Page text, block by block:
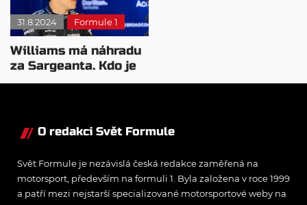
31.8.2024 Formule 1
Williams má náhradu
za Sargeanta. Kdo je
Franco Colapinto?
O redakci Svět Formule
Svět Formule je nezávislá česká redakce zaměřená na
motorsport, především na formuli 1. Byla založena v roce 1999
a patří mezi nejstarší specializované motorsportové weby na